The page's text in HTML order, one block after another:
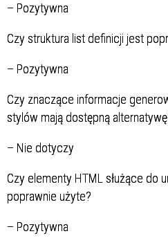
– Pozytywna
Czy struktura list definicji jest
– Pozytywna
Czy znaczące informacje
stylów mają dostępną
– Nie dotyczy
Czy elementy HTML służące do
poprawnie użyte?
– Pozytywna